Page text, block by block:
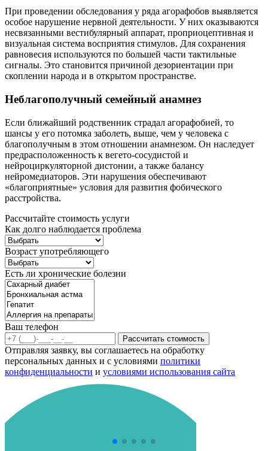
При проведении обследования у ряда агорафобов выявляется
особое нарушение нервной деятельности. У них оказываются
несвязанными вестибулярный аппарат, проприоцептивная и
визуальная система восприятия стимулов. Для сохранения
равновесия используются по большей части тактильные
сигналы. Это становится причиной дезориентации при
скоплении народа и в открытом пространстве.
Неблагополучный семейный анамнез
Если ближайший родственник страдал агорафобией, то
шансы у его потомка заболеть, выше, чем у человека с
благополучным в этом отношении анамнезом. Он наследует
предрасположенность к вегето-сосудистой и
нейроциркуляторной дистонии, а также балансу
нейромедиаторов. Эти нарушения обеспечивают
«благоприятные» условия для развития фобического
расстройства.
Рассчитайте стоимость услуги
Как долго наблюдается проблема
Возраст употребляющего
Есть ли хронические болезни
Ваш телефон
Рассчитать стоимость
Отправляя заявку, вы соглашаетесь на обработку
персональных данных и с условиями политики
конфиденциальности и условиями использования сайта